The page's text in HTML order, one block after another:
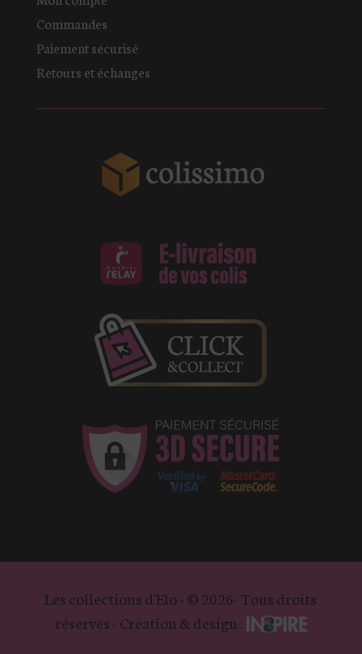
Commandes
Paiement sécurisé
Retours et échanges
Les collections d'Elo - © 2026- Tous droits
réservés - Création & design :